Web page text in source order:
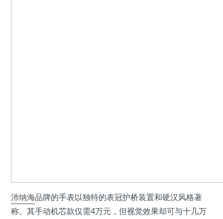
沛纳海品牌的手表以独特的表冠护桥装置和硬汉风格著
称。其手动机芯款仅需4万元，但视觉效果却可与十几万